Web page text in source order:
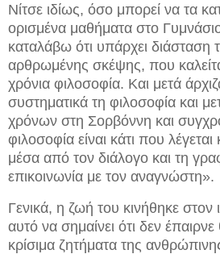
Νίτσε ιδίως, όσο μπορεί να τα
ορισμένα μαθήματα στο
καταλάβω ότι υπάρχει διάσταση
αρθρωμένης σκέψης, που
χρόνια φιλοσοφία. Και μετά
συστηματικά τη φιλοσοφία και
χρόνων στη Σορβόννη και
φιλοσοφία είναι κάτι που λέγεται
μέσα από τον διάλογο και τη
επικοινωνία με τον αναγνώστη».
Γενικά, η ζωή του κινήθηκε στον
αυτό να σημαίνει ότι δεν
κρίσιμα ζητήματα της